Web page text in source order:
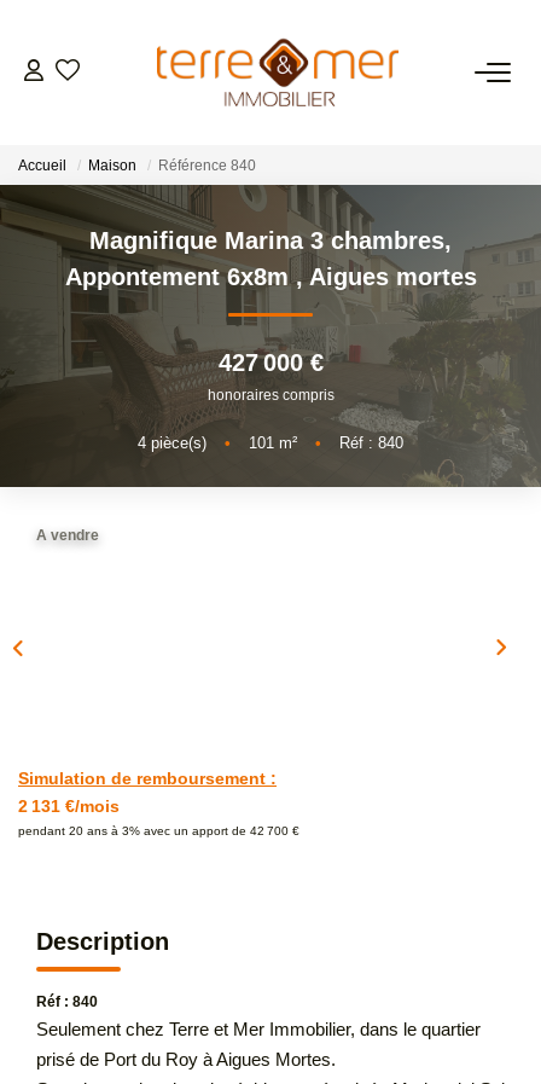
LOCATIONS
ESTIMATION
GESTION LOCATIVE
NOS AGENCES
CONTACT
Accueil Maison Référence 840
Magnifique Marina 3 chambres,
Appontement 6x8m, Aigues mortes
427 000 €
honoraires compris
4 pièce(s) • 101 m² • Réf : 840
A vendre
Simulation de remboursement :
2 131 €/mois
pendant 20 ans à 3% avec un apport de 42 700 €
Description
Réf : 840
Seulement chez Terre et Mer Immobilier, dans le quartier
prisé de Port du Roy à Aigues Mortes.